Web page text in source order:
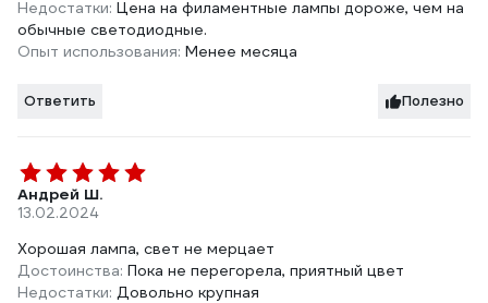
Недостатки: Цена на филаментные лампы дороже, чем на
обычные светодиодные.
Опыт использования: Менее месяца
Ответить Полезно
Андрей Ш.
13.02.2024
Хорошая лампа, свет не мерцает
Достоинства: Пока не перегорела, приятный цвет
Недостатки: Довольно крупная